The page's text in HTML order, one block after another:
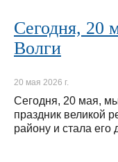
Сегодня, 20
Волги
20 мая 2026 г.
Сегодня, 20 мая,
праздник великой
району и стала его